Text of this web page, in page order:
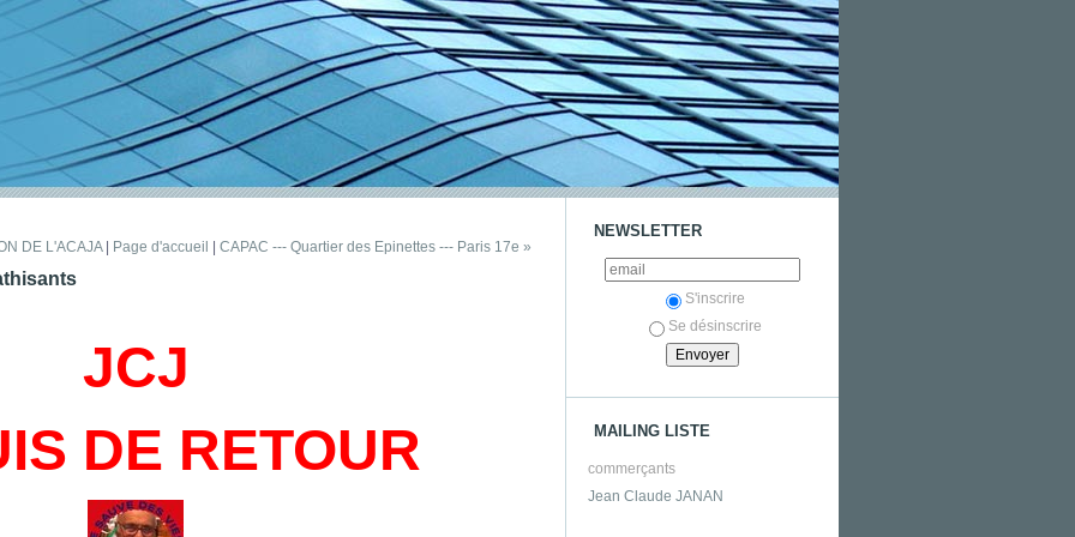
NEWSLETTER
S'inscrire
Se désinscrire
MAILING LISTE
commerçants
Jean Claude JANAN
DE L'ACAJA| Page d'accueil CAPAC --- Quartier des Epinettes --- Paris 17e »
JCJ
DE RETOUR